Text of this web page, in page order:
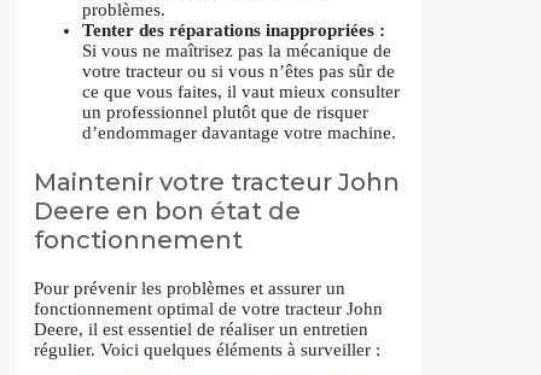
problèmes.
Tenter des réparations inappropriées :
Si vous ne maîtrisez pas la mécanique de
votre tracteur ou si vous n’êtes pas sûr de
ce que vous faites, il vaut mieux consulter
un professionnel plutôt que de risquer
d’endommager davantage votre machine.
Maintenir votre tracteur John
Deere en bon état de
fonctionnement
Pour prévenir les problèmes et assurer un
fonctionnement optimal de votre tracteur John
Deere, il est essentiel de réaliser un entretien
régulier. Voici quelques éléments à surveiller :